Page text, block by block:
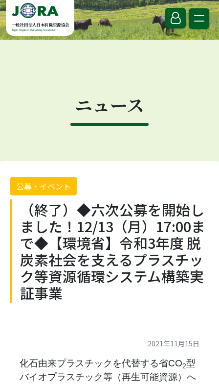
Skip to content
一般社団法人日本有機資源協会
Japan Organics Recycling Association
ニュース
公募・イベント
（終了）◆六次公募を開始し
ました！12/13（月）17:00ま
で◆【環境省】令和3年度 脱
炭素社会を支えるプラスチッ
ク等資源循環システム構築実
証事業
2021年11月15日
化石由来プラスチックを代替する省CO2型
バイオプラスチック等（再生可能資源）へ